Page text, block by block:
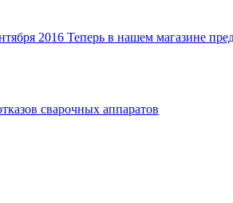
2016 Теперь в нашем магазине
сварочных аппаратов